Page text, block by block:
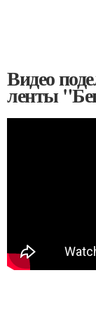
Видео
ленты